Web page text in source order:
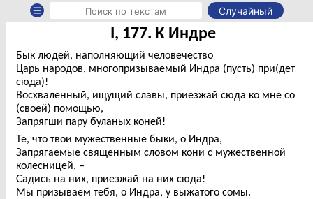
Случайный
I, 177. К Индре
Бык людей, наполняющий человечество
Царь народов, многопризываемый Индра (пусть) при(дет
сюда)!
Восхваленный, ищущий славы, приезжай сюда ко мне со
(своей) помощью,
Запрягши пару буланых коней!
Те, что твои мужественные быки, о Индра,
Запрягаемые священным словом кони с мужественной
колесницей, –
Садись на них, приезжай на них сюда!
Мы призываем тебя, о Индра, у выжатого сомы.